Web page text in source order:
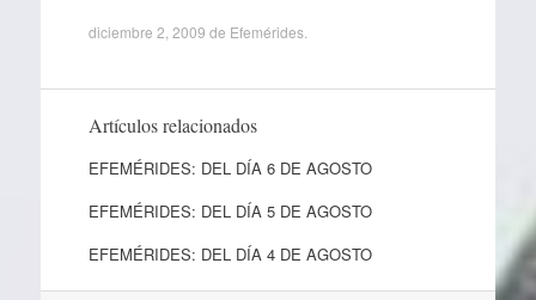
diciembre 2, 2009 de Efemérides.
Artículos relacionados
EFEMÉRIDES: DEL DÍA 6 DE AGOSTO
EFEMÉRIDES: DEL DÍA 5 DE AGOSTO
EFEMÉRIDES: DEL DÍA 4 DE AGOSTO